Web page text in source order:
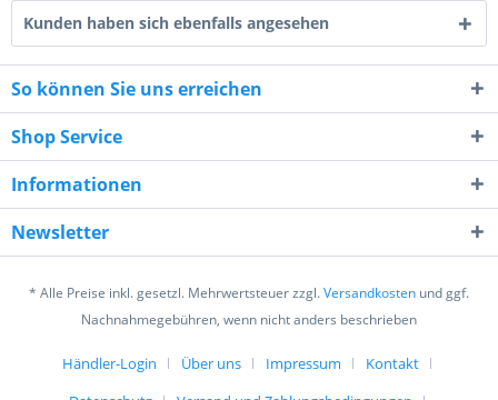
8 - 1 = ?
Ich habe dieDatenschutzerklärunggelesen,
verstanden und stimme zu. *
Mit * gekennzeichnete Felder sind Pflichtfelder.
Senden
Kunden haben sich ebenfalls angesehen
So können Sie uns erreichen
Shop Service
Informationen
Newsletter
* Alle Preise inkl. gesetzl. Mehrwertsteuer zzgl.Versandkosten und ggf.
Nachnahmegebühren, wenn nicht anders beschrieben
Händler-Login Über uns Impressum
Kontakt